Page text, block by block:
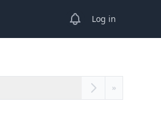
View notifications
Log in
»